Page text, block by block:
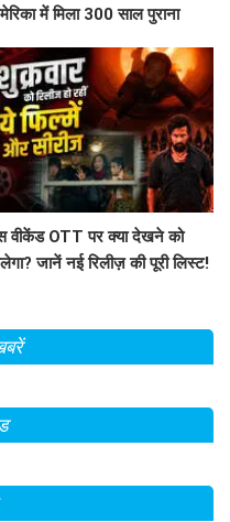
में मिला 300 साल पुराना
वीकेंड OTT पर क्या देखने को
जानें नई रिलीज़ की पूरी लिस्ट!